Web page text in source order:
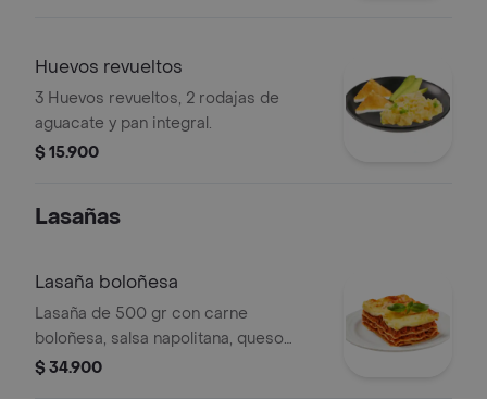
Huevos revueltos
3 Huevos revueltos, 2 rodajas de
aguacate y pan integral.
$ 15.900
Lasañas
Lasaña boloñesa
Lasaña de 500 gr con carne
boloñesa, salsa napolitana, queso
mozzarella.
$ 34.900